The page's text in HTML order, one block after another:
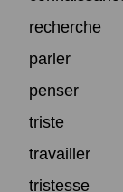
recherche
parler
penser
triste
travailler
tristesse